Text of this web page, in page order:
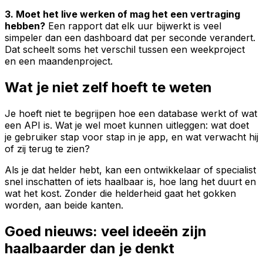
3. Moet het live werken of mag het een vertraging
hebben? Een rapport dat elk uur bijwerkt is veel
simpeler dan een dashboard dat per seconde verandert.
Dat scheelt soms het verschil tussen een weekproject
en een maandenproject.
Wat je niet zelf hoeft te weten
Je hoeft niet te begrijpen hoe een database werkt of wat
een API is. Wat je wel moet kunnen uitleggen: wat doet
je gebruiker stap voor stap in je app, en wat verwacht hij
of zij terug te zien?
Als je dat helder hebt, kan een ontwikkelaar of specialist
snel inschatten of iets haalbaar is, hoe lang het duurt en
wat het kost. Zonder die helderheid gaat het gokken
worden, aan beide kanten.
Goed nieuws: veel ideeën zijn
haalbaarder dan je denkt